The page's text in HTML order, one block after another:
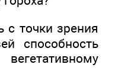
с точки зрения
способность